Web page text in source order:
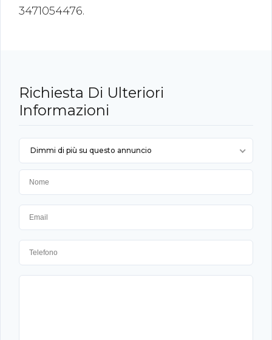
3471054476.
Richiesta Di Ulteriori
Informazioni
Dimmi di più su questo annuncio